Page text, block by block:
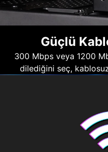
Güçlü
300 Mbps veya 1200
dilediğini seç,